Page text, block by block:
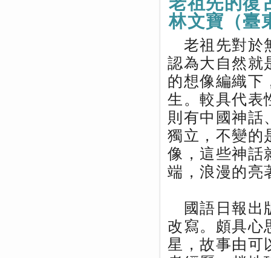
林文寶（臺
老祖先對於
認為大自然就
的想像編織下
生。較具代表
則有中國神話
獨立，不變的
像，這些神話
端，浪漫的亮
國語日報出
改寫。頗具心
星，故事由可